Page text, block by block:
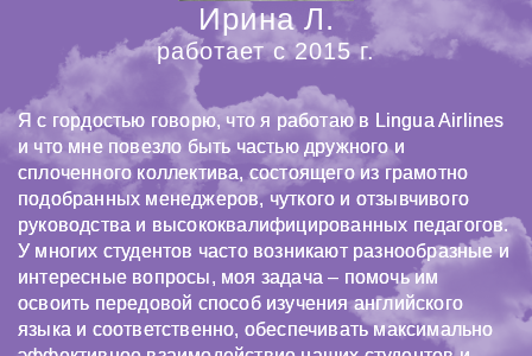
Ирина Л.
работает с 2015 г.
Я с гордостью говорю, что я работаю в Lingua Airlines
и что мне повезло быть частью дружного и
сплоченного коллектива, состоящего из грамотно
подобранных менеджеров, чуткого и отзывчивого
руководства и высококвалифицированных педагогов.
У многих студентов часто возникают разнообразные и
интересные вопросы, моя задача – помочь им
освоить передовой способ изучения английского
языка и соответственно, обеспечивать максимально